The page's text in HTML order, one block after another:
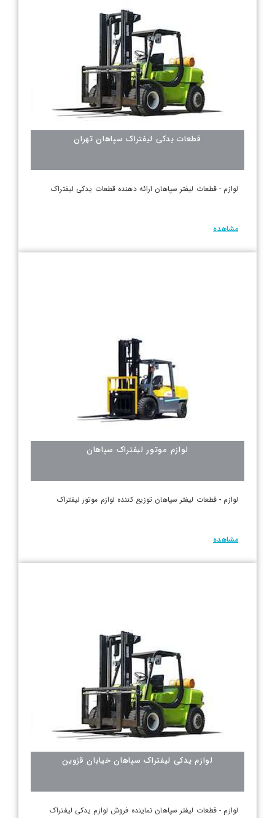
قطعات یدکی لیفتراک سپاهان تهران
لوازم - قطعات لیفتر سپاهان ارائه دهنده قطعات یدکی لیفتراک
مشاهده
لوازم موتور لیفتراک سپاهان
لوازم - قطعات لیفتر سپاهان توزیع کننده لوازم موتور لیفتراک
مشاهده
لوازم یدکی لیفتراک سپاهان خیابان قزوین
لوازم - قطعات لیفتر سپاهان نماینده فروش لوازم یدکی لیفتراک